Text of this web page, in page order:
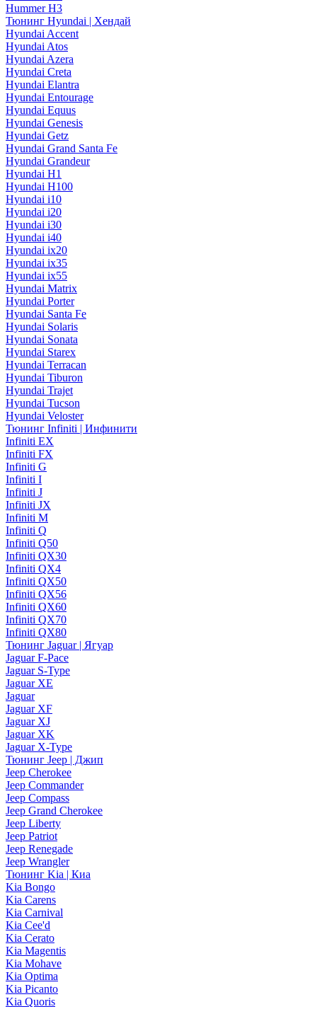
Hummer H3
Тюнинг Hyundai | Хендай
Hyundai Accent
Hyundai Atos
Hyundai Azera
Hyundai Creta
Hyundai Elantra
Hyundai Entourage
Hyundai Equus
Hyundai Genesis
Hyundai Getz
Hyundai Grand Santa Fe
Hyundai Grandeur
Hyundai H1
Hyundai H100
Hyundai i10
Hyundai i20
Hyundai i30
Hyundai i40
Hyundai ix20
Hyundai ix35
Hyundai ix55
Hyundai Matrix
Hyundai Porter
Hyundai Santa Fe
Hyundai Solaris
Hyundai Sonata
Hyundai Starex
Hyundai Terracan
Hyundai Tiburon
Hyundai Trajet
Hyundai Tucson
Hyundai Veloster
Тюнинг Infiniti | Инфинити
Infiniti EX
Infiniti FX
Infiniti G
Infiniti I
Infiniti J
Infiniti JX
Infiniti M
Infiniti Q
Infiniti Q50
Infiniti QX30
Infiniti QX4
Infiniti QX50
Infiniti QX56
Infiniti QX60
Infiniti QX70
Infiniti QX80
Тюнинг Jaguar | Ягуар
Jaguar F-Pace
Jaguar S-Type
Jaguar XE
Jaguar
Jaguar XF
Jaguar XJ
Jaguar XK
Jaguar X-Type
Тюнинг Jeep | Джип
Jeep Cherokee
Jeep Commander
Jeep Compass
Jeep Grand Cherokee
Jeep Liberty
Jeep Patriot
Jeep Renegade
Jeep Wrangler
Тюнинг Kia | Киа
Kia Bongo
Kia Carens
Kia Carnival
Kia Cee'd
Kia Cerato
Kia Magentis
Kia Mohave
Kia Optima
Kia Picanto
Kia Quoris